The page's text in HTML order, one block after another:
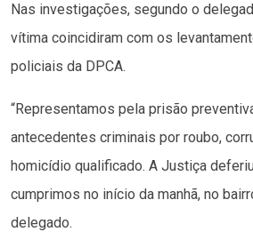
Nas investigações, segundo o
vítima coincidiram com os
policiais da DPCA.
“Representamos pela prisão
antecedentes criminais por roubo,
homicídio qualificado. A Justiça
cumprimos no início da manhã, no
delegado.